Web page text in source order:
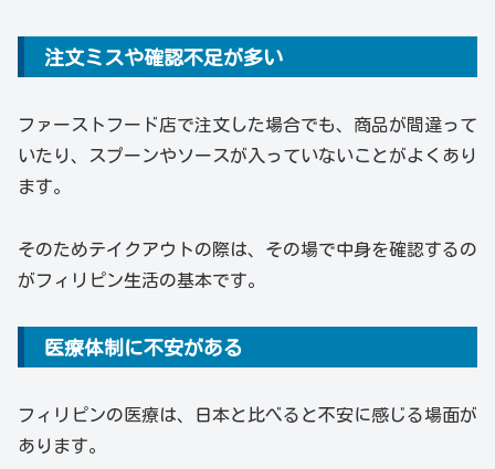
注文ミスや確認不足が多い
ファーストフード店で注文した場合でも、商品が間違って
いたり、スプーンやソースが入っていないことがよくあり
ます。
そのためテイクアウトの際は、その場で中身を確認するの
がフィリピン生活の基本です。
医療体制に不安がある
フィリピンの医療は、日本と比べると不安に感じる場面が
あります。